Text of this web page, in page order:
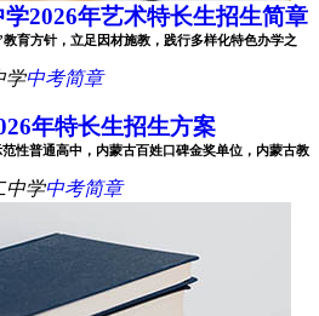
2026年艺术特长生招生简章
育方针，立足因材施教，践行多样化特色办学之
学中考简章
年特长生招生方案
性普通高中，内蒙古百姓口碑金奖单位，内蒙古教
中学中考简章